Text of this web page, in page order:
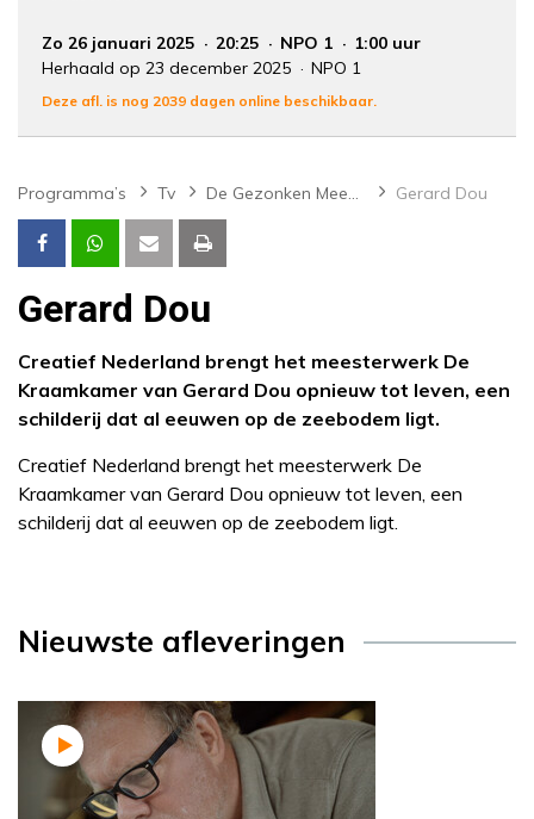
Zo 26 januari 2025 20:25 NPO 1
1:00 uur
Herhaald op 23 december 2025
NPO 1
Deze afl. is nog 2039 dagen online beschikbaar.
Programma’s Tv De Gezonken Meesters Gerard Dou
Gerard Dou
Creatief Nederland brengt het meesterwerk De
Kraamkamer van Gerard Dou opnieuw tot leven, een
schilderij dat al eeuwen op de zeebodem ligt.
Creatief Nederland brengt het meesterwerk De
Kraamkamer van Gerard Dou opnieuw tot leven, een
schilderij dat al eeuwen op de zeebodem ligt.
Nieuwste afleveringen